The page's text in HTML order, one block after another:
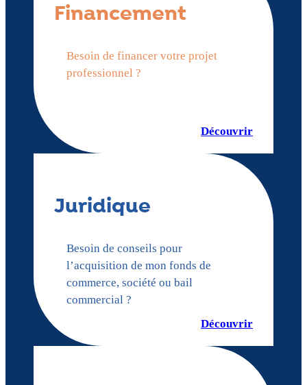
Financement
Besoin de financer votre projet
professionnel ?
Découvrir
Juridique
Besoin de conseils pour
l’acquisition de mon fonds de
commerce, société ou bail
commercial ?
Découvrir